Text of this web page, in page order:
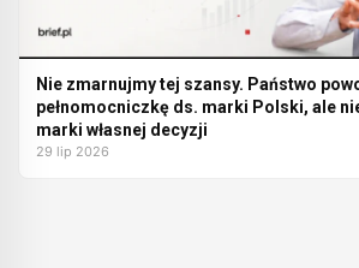
Nie zmarnujmy tej szansy. Państwo
pełnomocniczkę ds. marki Polski, ale
marki własnej decyzji
29 lip 2026